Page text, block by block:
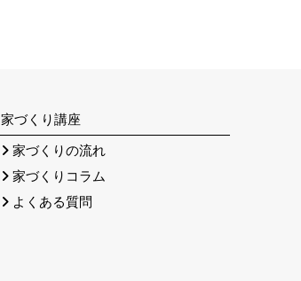
家づくり講座
家づくりの流れ
家づくりコラム
よくある質問